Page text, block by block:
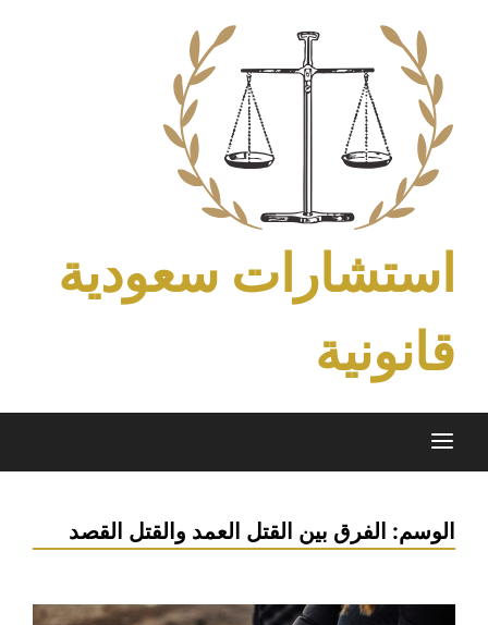
content
استشارات سعودية
قانونية
الوسم: الفرق بين القتل العمد والقتل القصد